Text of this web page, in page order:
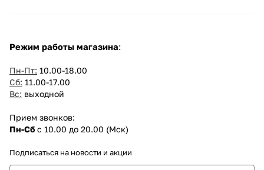
Режим работы магазина:
Пн-Пт: 10.00-18.00
Сб: 11.00-17.00
Вс: выходной
Прием звонков:
Пн-Сб с 10.00 до 20.00 (Мск)
Подписаться на новости и акции